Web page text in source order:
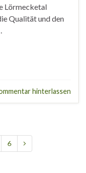
Lörmecketal
Qualität und den
hinterlassen
6